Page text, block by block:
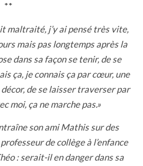
**
maltraité, j’y ai pensé très vite,
mais pas longtemps après la
dans sa façon se tenir, de se
ça, je connais ça par cœur, une
de se laisser traverser par
moi, ça ne marche pas.»
son ami Mathis sur des
de collège à l’enfance
: serait-il en danger dans sa